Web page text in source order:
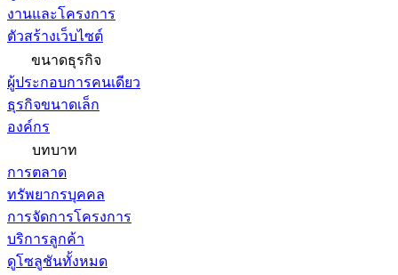
งานและโครงการ
ตัวสร้างเว็บไซต์
ขนาดธุรกิจ
ผู้ประกอบการคนเดียว
ธุรกิจขนาดเล็ก
องค์กร
บทบาท
การตลาด
ทรัพยากรบุคคล
การจัดการโครงการ
บริการลูกค้า
ดูโซลูชันทั้งหมด